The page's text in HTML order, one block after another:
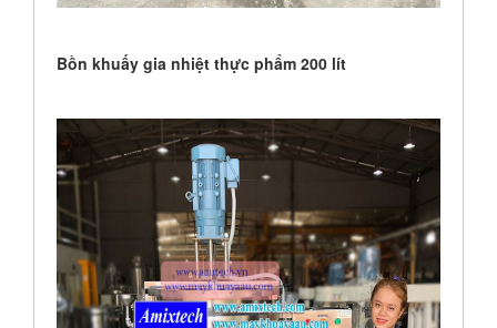
Bồn khuấy gia nhiệt thực phẩm 200 lít